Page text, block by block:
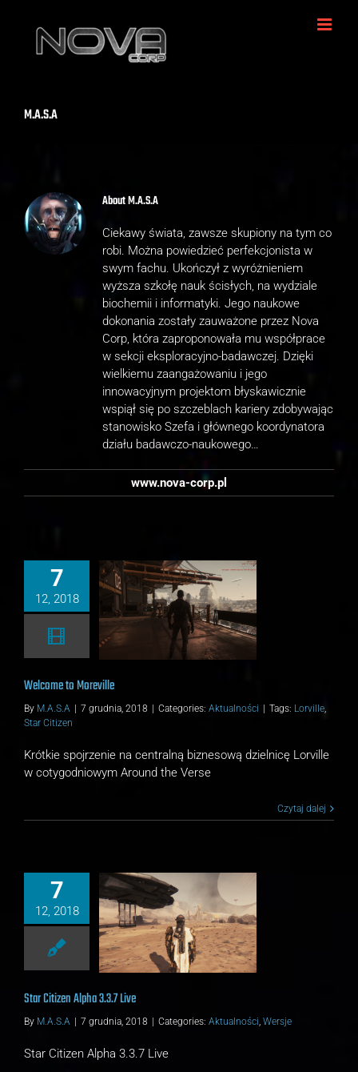
M.A.S.A
AboutM.A.S.A
Ciekawy świata, zawsze skupiony na tym co
robi. Można powiedzieć perfekcjonista w
swym fachu. Ukończył z wyróżnieniem
wyższa szkołę nauk ścisłych, na wydziale
biochemii i informatyki. Jego naukowe
dokonania zostały zauważone przez Nova
Corp, która zaproponowała mu współprace
w sekcji eksploracyjno-badawczej. Dzięki
wielkiemu zaangażowaniu i jego
innowacyjnym projektom błyskawicznie
wspiął się po szczeblach kariery zdobywając
stanowisko Szefa i głównego koordynatora
działu badawczo-naukowego…
www.nova-corp.pl
7
12, 2018
Welcome to Moreville
By M.A.S.A 7 grudnia, 2018 Categories: Aktualności Tags: Lorville,
Star Citizen
Krótkie spojrzenie na centralną biznesową dzielnicę Lorville
w cotygodniowym Around the Verse
Czytaj dalej
7
12, 2018
Wersje
Star Citizen Alpha 3.3.7 Live
By M.A.S.A | 7 grudnia, 2018 | Categories: Aktualności Wersje
Star Citizen Alpha 3.3.7 Live